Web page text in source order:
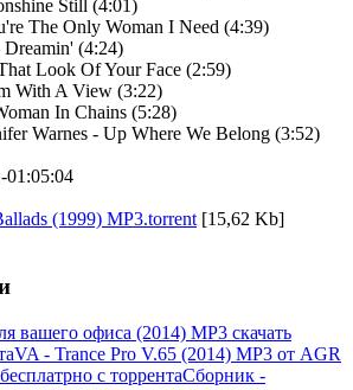
Still (4:01)
The Only Woman I Need (4:39)
Dreamin' (4:24)
Look Of Your Face (2:59)
With A View (3:22)
In Chains (5:28)
Warnes - Up Where We Belong (3:52)
01:05:04
(1999) MP3.torrent[15,62 Kb]
вашего офиса (2014) MP3 скачать
VA - Trance Pro V.65 (2014) MP3 от AGR
с торрентаСборник -